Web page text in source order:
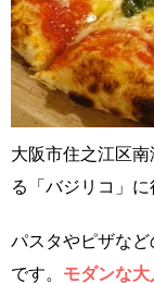
大阪市住之江区
る「バジリコ」に
パスタやピザな
です。 モダンな